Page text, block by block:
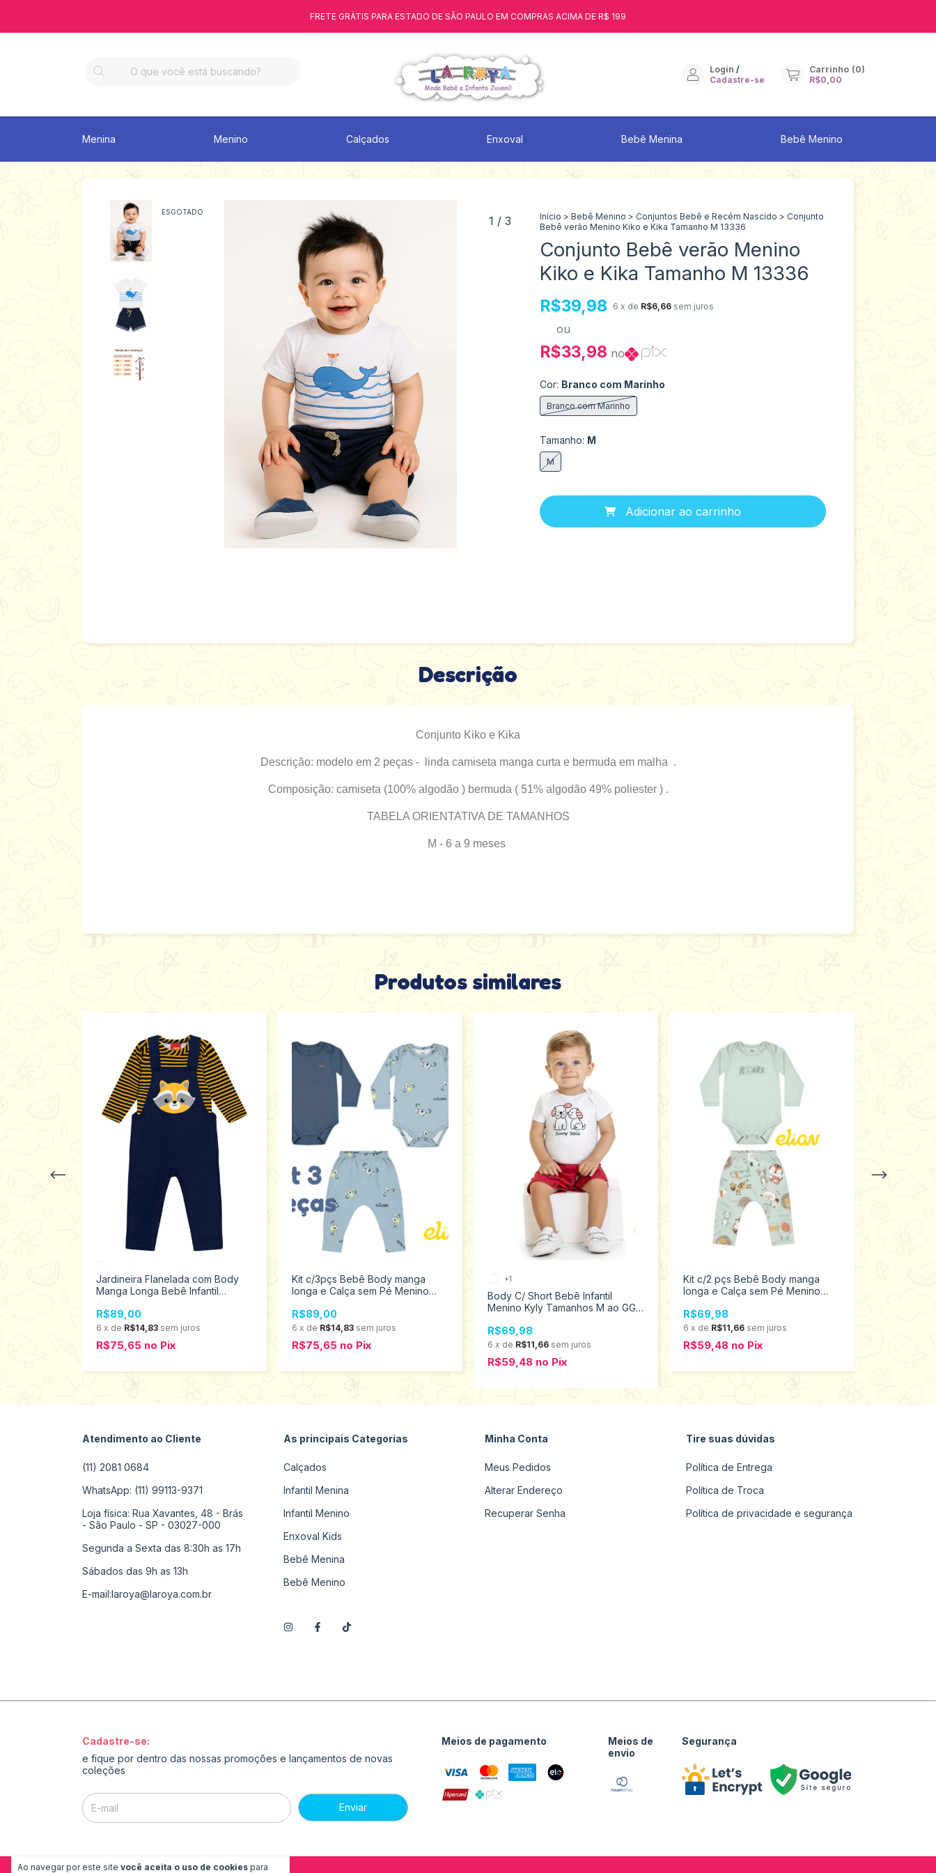
FRETE GRÁTIS PARA ESTADO DE SÃO PAULO EM COMPRAS ACIMA DE R$ 199
Login /
Cadastre-se
Carrinho (0)
R$0,00
Menina Menino Calçados Enxoval Bebê Menina Bebê Menino
Ao navegar por este site você aceita o uso de cookies para
ESGOTADO
1 / 3 Início > Bebê Menino > Conjuntos Bebê e Recém Nascido > Conjunto
Bebê verão Menino Kiko e Kika Tamanho M 13336
Conjunto Bebê verão Menino
Kiko e Kika Tamanho M 13336
R$39,98 6 x de R$6,66 sem juros
ou
R$33,98 no
Cor: Branco com Marinho
Branco com Marinho
Tamanho: M
M
Descrição
Conjunto Kiko e Kika
Descrição: modelo em 2 peças - linda camiseta manga curta e bermuda em malha .
Composição: camiseta (100% algodão ) bermuda ( 51% algodão 49% poliester ) .
TABELA ORIENTATIVA DE TAMANHOS
M - 6 a 9 meses
Produtos similares
Body
Jardineira Flanelada com Body
Manga Longa Bebê Infantil
1000026
R$89,00
6 x de R$14,83 sem juros
R$75,65 no Pix
Kit c/3pçs Bebê Body manga
longa e Calça sem Pé Menino
201285
R$89,00
6 x de R$14,83 sem juros
R$75,65 no Pix
Body C/ Short Bebê Infantil
Menino Kyly Tamanhos M ao GG
R$69,98
6 x de R$11,66 sem juros
R$59,48 no Pix
+1
Kit c/2 pçs Bebê Body manga
longa e Calça sem Pé Menino
R$69,98
6 x de R$11,66 sem juros
R$59,48 no Pix
Atendimento ao Cliente
(11) 2081 0684
WhatsApp: (11) 99113-9371
Loja física: Rua Xavantes, 48 - Brás
- São Paulo - SP - 03027-000
Segunda a Sexta das 8:30h as 17h
Sábados das 9h as 13h
E-mail:laroya@laroya.com.br
As principais Categorias
Calçados
Infantil Menina
Infantil Menino
Enxoval Kids
Bebê Menina
Bebê Menino
Minha Conta
Meus Pedidos
Alterar Endereço
Recuperar Senha
Tire suas dúvidas
Política de Entrega
Política de Troca
Política de privacidade e segurança
Cadastre-se:
e fique por dentro das nossas promoções e lançamentos de novas
coleções
Meios de pagamento
Meios de
envio
Segurança